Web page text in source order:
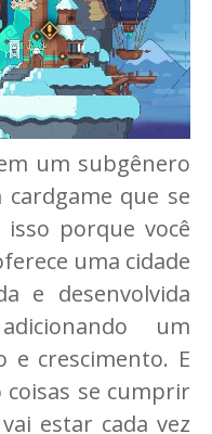
um subgênero
que se
porque você
uma cidade
e desenvolvida
um
e crescimento. E
coisas se cumprir
estar cada vez